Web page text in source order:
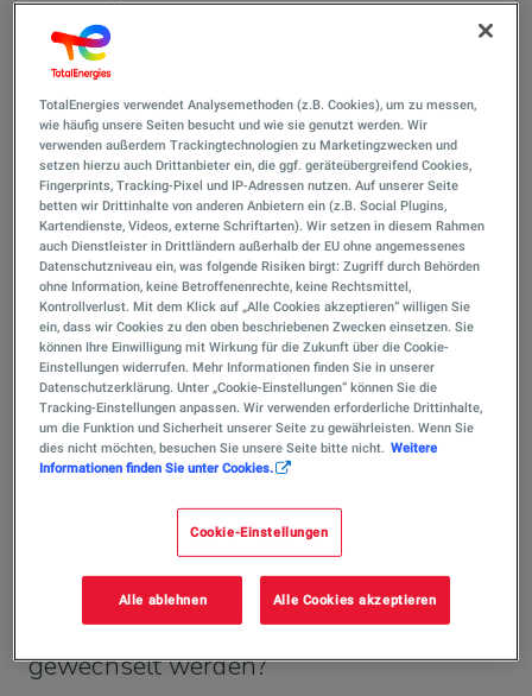
Tipps zurNutzung von
Frostschutz und
Kühlflüssigkeit
Was ist der Unterschied zwischen
Frostschutzmittel und Kühlflüssigkeit?
Jedes Mittel hat eine andere Aufgabe. DerFrostschutz
verhindert das Gefrieren von Flüssigkeiten bei niedrigen
Temperaturen; dieKühlflüssigkeitsorgt dafür, dass
Flüssigkeiten bei Temperaturen von über 100° C nicht
anfangen zu sieden. Im Kühlmittel sollte sich immer ein
Mischungsverhältnis zwischen Frostschutzmittel und
Wasser bietet Ihrem Kühlsystem den erforderlichen
Schutz.
Wann und wie oft soll das Kühlmittel
gewechselt werden?
TotalEnergies verwendet Analysemethoden (z.B. Cookies), um zu messen,
wie häufig unsere Seiten besucht und wie sie genutzt werden. Wir
verwenden außerdem Trackingtechnologien zu Marketingzwecken und
setzen hierzu auch Drittanbieter ein, die ggf. geräteübergreifend Cookies,
Fingerprints, Tracking-Pixel und IP-Adressen nutzen. Auf unserer Seite
betten wir Drittinhalte von anderen Anbietern ein (z.B. Social Plugins,
Kartendienste, Videos, externe Schriftarten). Wir setzen in diesem Rahmen
auch Dienstleister in Drittländern außerhalb der EU ohne angemessenes
Datenschutzniveau ein, was folgende Risiken birgt: Zugriff durch Behörden
ohne Information, keine Betroffenenrechte, keine Rechtsmittel,
Kontrollverlust. Mit dem Klick auf „Alle Cookies akzeptieren“ willigen Sie
ein, dass wir Cookies zu den oben beschriebenen Zwecken einsetzen. Sie
können Ihre Einwilligung mit Wirkung für die Zukunft über die Cookie-
Einstellungen widerrufen. Mehr Informationen finden Sie in unserer
Datenschutzerklärung. Unter „Cookie-Einstellungen“ können Sie die
Tracking-Einstellungen anpassen. Wir verwenden erforderliche Drittinhalte,
um die Funktion und Sicherheit unserer Seite zu gewährleisten. Wenn Sie
dies nicht möchten, besuchen Sie unsere Seite bitte nicht. Weitere
Informationen finden Sie unter Cookies.
Cookie-Einstellungen
Alle ablehnen Alle Cookies akzeptieren